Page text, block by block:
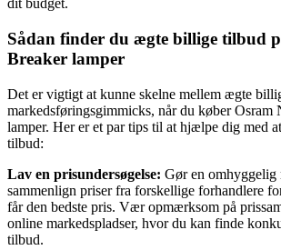
dit budget.
Sådan finder du ægte billige tilbud
Breaker lamper
Det er vigtigt at kunne skelne mellem ægte
markedsføringsgimmicks, når du køber Osram
lamper. Her er et par tips til at hjælpe dig med
tilbud:
Lav en prisundersøgelse: Gør en omhyggelig
sammenlign priser fra forskellige forhandlere
får den bedste pris. Vær opmærksom på
online markedspladser, hvor du kan finde
tilbud.